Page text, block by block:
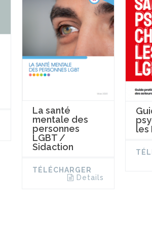
La santé
mentale des
personnes
LGBT /
Sidaction
TÉLÉCHARGER
Details
les